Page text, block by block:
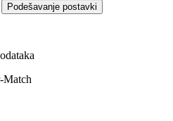
Podešavanje postavki
Match